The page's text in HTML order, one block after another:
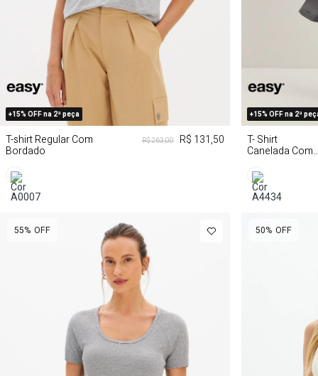
PP P G
+15% OFF na 2ª peça
T-shirt Regular Com
Bordado
R$ 263,00 R$ 131,50
P
+15% OFF na 2ª
T- Shirt
Canelada Com
55% OFF 50% OFF